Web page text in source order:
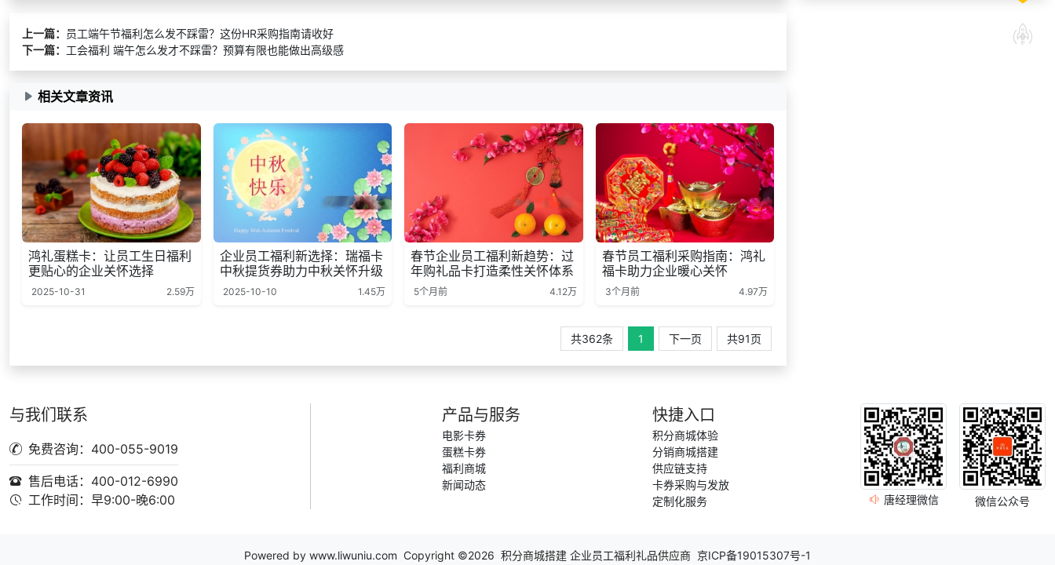
上一篇：
员工端午节福利怎么发不踩雷？这份HR采购指南请收好
下一篇： 工会福利 端午怎么发才不踩雷？预算有限也能做出高级感
相关文章资讯
鸿礼蛋糕卡：让员工生日福利
更贴心的企业关怀选择
2025-10-31 2.59万
企业员工福利新选择：瑞福卡
中秋提货券助力中秋关怀升级
2025-10-10 1.45万
春节企业员工福利新趋势：过
年购礼品卡打造柔性关怀体系
5个月前 4.12万
春节员工福利采购指南：鸿礼
福卡助力企业暖心关怀
3个月前 4.97万
共362条 1 下一页 共91页
与我们联系
免费咨询：400-055-9019
售后电话：400-012-6990
工作时间：早9:00-晚6:00
产品与服务
电影卡券
蛋糕卡券
福利商城
新闻动态
快捷入口
积分商城体验
分销商城搭建
供应链支持
卡券采购与发放
定制化服务
唐经理微信 微信公众号
Powered by www.liwuniu.com Copyright ©2026 积分商城搭建 企业员工福利礼品供应商 京ICP备19015307号-1